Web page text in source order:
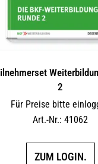
2
Für Preise bitte
Art.-Nr.: 41062
ZUM LOGIN.